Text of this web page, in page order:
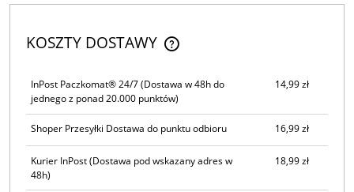
KOSZTY DOSTAWY
CENA NIE ZAWIERA EWENTUALNYCH KOSZTÓW PŁATNOŚCI
InPost Paczkomat® 24/7(Dostawa w 48h do
jednego z ponad 20.000 punktów)
14,99 zł
Shoper Przesyłki Dostawa do punktu odbioru 16,99 zł
Kurier InPost(Dostawa pod wskazany adres w
48h)
18,99 zł